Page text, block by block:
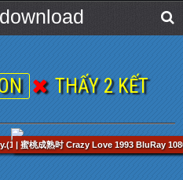
THẤY 2 KẾT
(Co Trang).mkv
| 蜜桃成熟时 Crazy Love 1993 BluRay